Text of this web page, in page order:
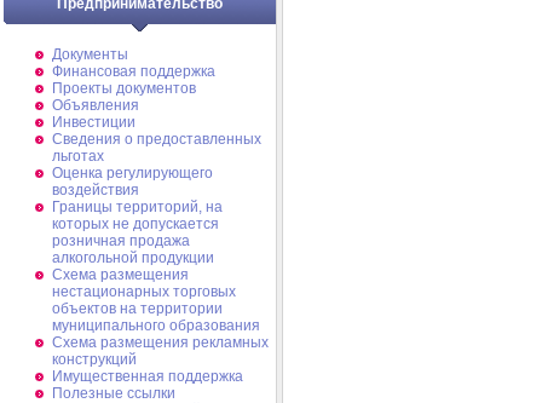
Предпринимательство
Документы
Финансовая поддержка
Проекты документов
Объявления
Инвестиции
Сведения о предоставленных
льготах
Оценка регулирующего
воздействия
Границы территорий, на
которых не допускается
розничная продажа
алкогольной продукции
Схема размещения
нестационарных торговых
объектов на территории
муниципального образования
Схема размещения рекламных
конструкций
Имущественная поддержка
Полезные ссылки